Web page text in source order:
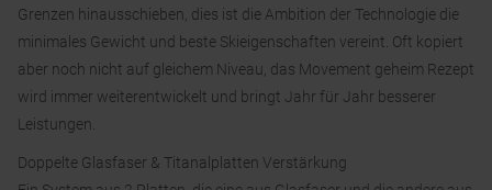
Grenzen hinausschieben, dies ist die Ambition der Technologie die
minimales Gewicht und beste Skieigenschaften vereint. Oft kopiert
aber noch nicht auf gleichem Niveau, das Movement geheim Rezept
wird immer weiterentwickelt und bringt Jahr für Jahr besserer
Leistungen.
Doppelte Glasfaser & Titanalplatten Verstärkung